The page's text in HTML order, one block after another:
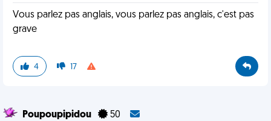
Vous parlez pas anglais, vous parlez pas anglais, c'est pas
grave
4 17
Poupoupipidou 50